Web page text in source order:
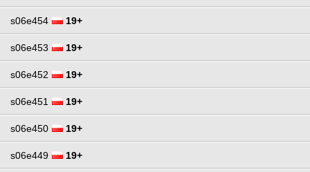
s06e454 19+
s06e453 19+
s06e452 19+
s06e451 19+
s06e450 19+
s06e449 19+